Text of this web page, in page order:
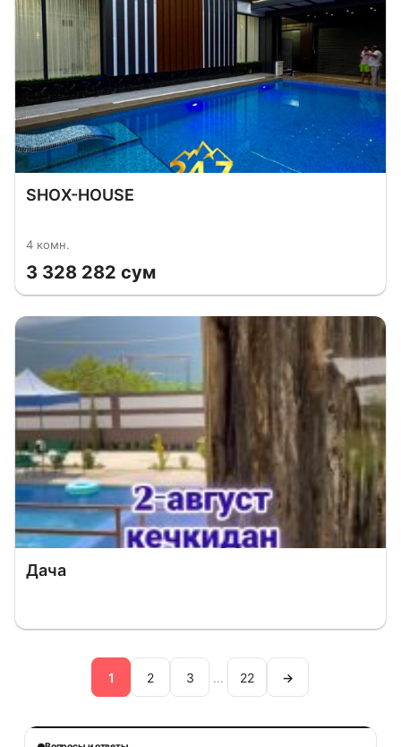
SHOX-HOUSE
4 комн.
3 328 282 сум
Дача
1 2 3 ... 22 →